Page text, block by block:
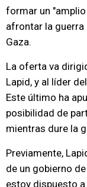
formar un
afrontar la guerra
Gaza.
La oferta va
Lapid, y al líder
Este último ha
posibilidad de
mientras dure la
Previamente,
de un gobierno
estoy dispuesto